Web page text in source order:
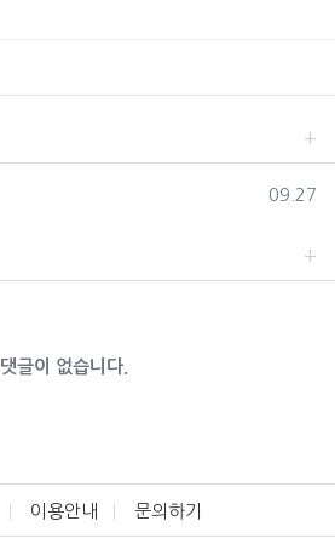
등록일
09.27
댓글이 없습니다.
이용안내 문의하기